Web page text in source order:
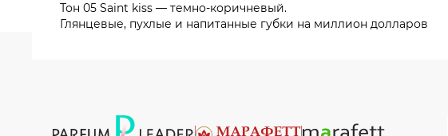
Тон 05 Saint kiss — темно-коричневый.
Глянцевые, пухлые и напитанные губки на миллион долларов